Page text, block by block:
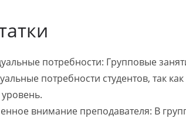
потребности: Групповые
потребности студентов, так
внимание преподавателя: В